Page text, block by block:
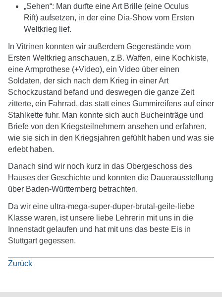
„Sehen“: Man durfte eine Art Brille (eine Oculus
Rift) aufsetzen, in der eine Dia-Show vom Ersten
Weltkrieg lief.
In Vitrinen konnten wir außerdem Gegenstände vom
Ersten Weltkrieg anschauen, z.B. Waffen, eine Kochkiste,
eine Armprothese (+Video), ein Video über einen
Soldaten, der sich nach dem Krieg in einer Art
Schockzustand befand und deswegen die ganze Zeit
zitterte, ein Fahrrad, das statt eines Gummireifens auf einer
Stahlkette fuhr. Man konnte sich auch Bucheinträge und
Briefe von den Kriegsteilnehmern ansehen und erfahren,
wie sie sich in den Kriegsjahren gefühlt haben und was sie
erlebt haben.
Danach sind wir noch kurz in das Obergeschoss des
Hauses der Geschichte und konnten die Dauerausstellung
über Baden-Württemberg betrachten.
Da wir eine ultra-mega-super-duper-brutal-geile-liebe
Klasse waren, ist unsere liebe Lehrerin mit uns in die
Innenstadt gelaufen und hat mit uns das beste Eis in
Stuttgart gegessen.
Zurück